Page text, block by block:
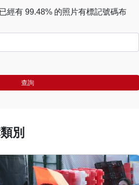
經有 99.48% 的照片有標記號碼布
查詢
別